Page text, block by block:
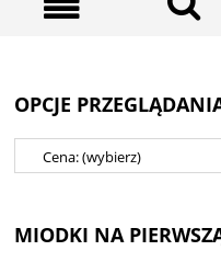
OPCJE
Cena: (wybierz)
MIODKI NA